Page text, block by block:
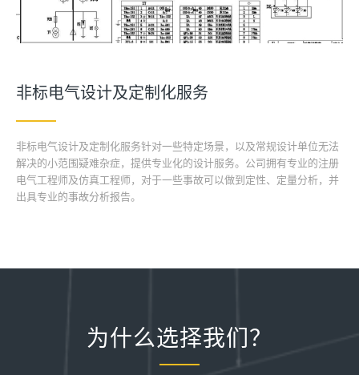
非标电气设计及定制化服务
非标电气设计及定制化服务针对一些特定场景，以及常规设计单位无法
解决的小范围疑难杂症，提供专业化的设计服务。公司拥有专业的注册
电气工程师及仿真工程师，对于一些事故可以做到定性、定量分析，并
出具专业的事故分析报告。
为什么选择我们？